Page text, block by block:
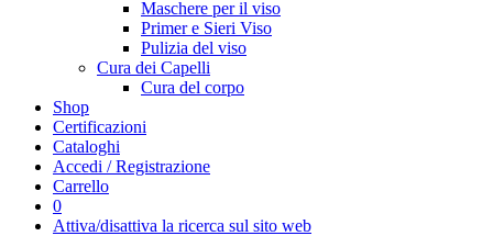
Maschere per il viso
Primer e Sieri Viso
Pulizia del viso
Cura dei Capelli
Cura del corpo
Shop
Certificazioni
Cataloghi
Accedi / Registrazione
Carrello
0
Attiva/disattiva la ricerca sul sito web